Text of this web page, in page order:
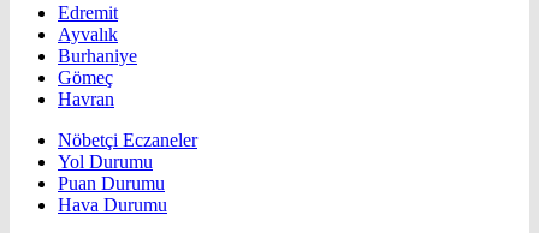
Edremit
Ayvalık
Burhaniye
Gömeç
Havran
Nöbetçi Eczaneler
Yol Durumu
Puan Durumu
Hava Durumu